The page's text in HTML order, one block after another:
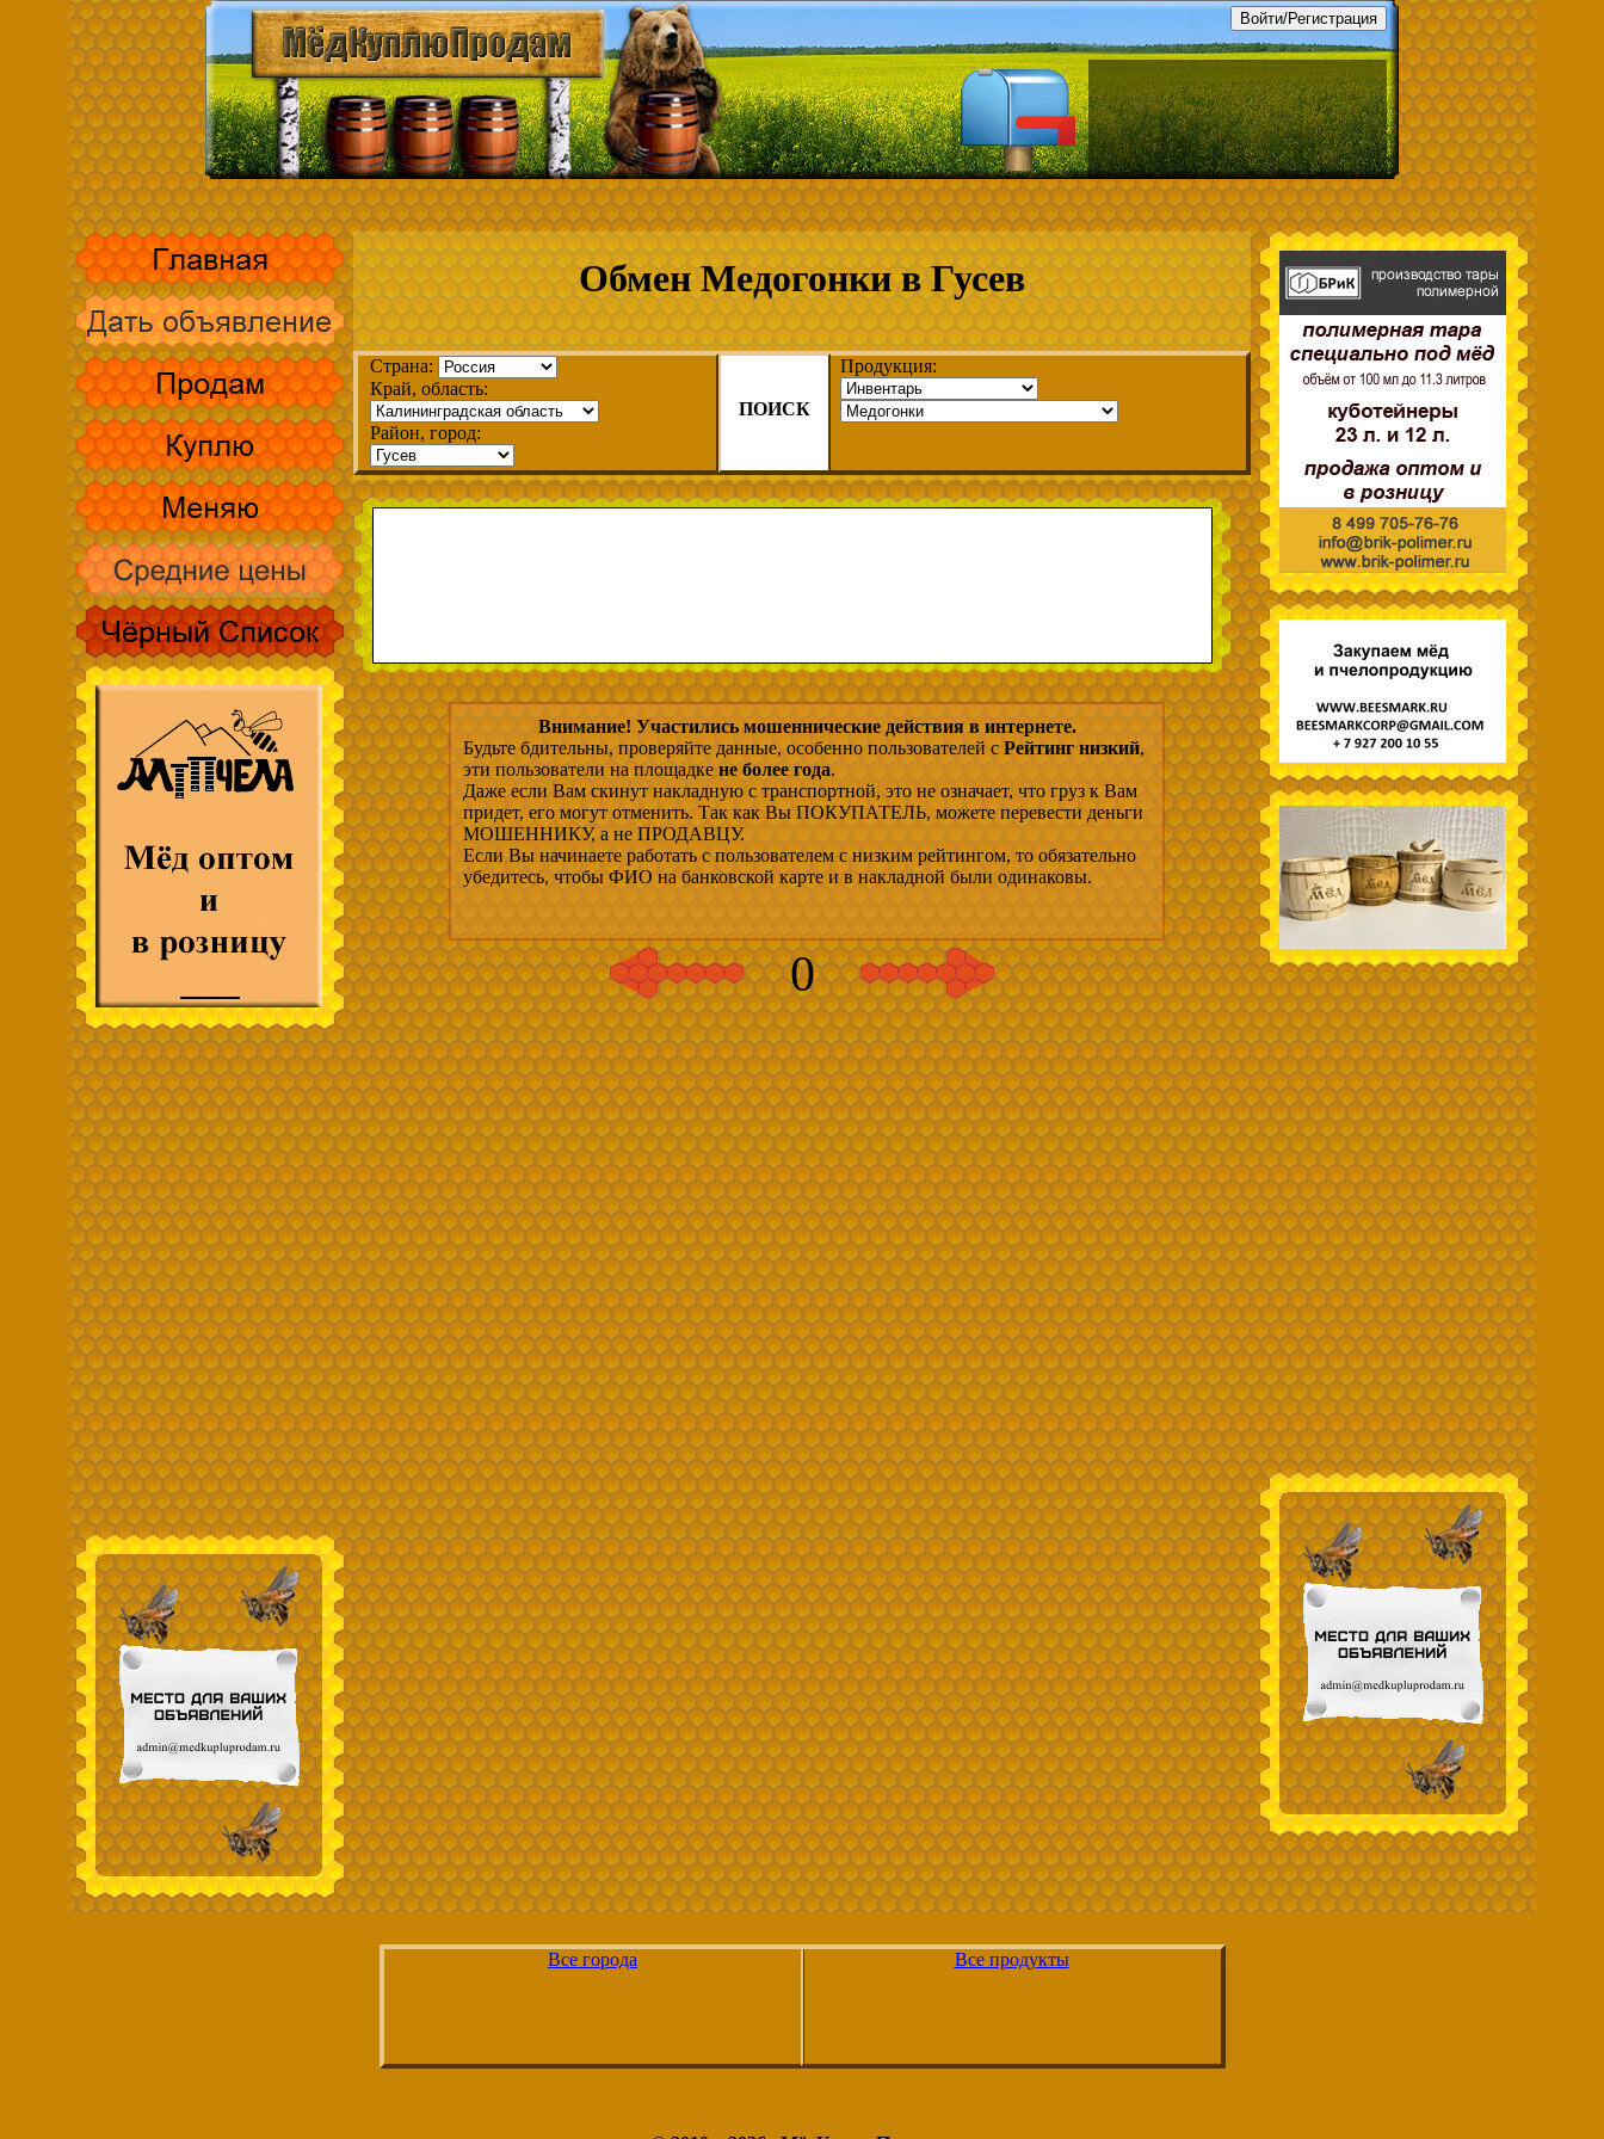
Обмен Медогонки в Гусев
Страна:
Край, область:
Район, город:
Продукция:
ПОИСК
Внимание! Участились мошеннические действия в интернете.
Будьте бдительны, проверяйте данные, особенно пользователей с Рейтинг низкий,
эти пользователи на площадке не более года.
Даже если Вам скинут накладную с транспортной, это не означает, что груз к Вам
придет, его могут отменить. Так как Вы ПОКУПАТЕЛЬ, можете перевести деньги
МОШЕННИКУ, а не ПРОДАВЦУ.
Если Вы начинаете работать с пользователем с низким рейтингом, то обязательно
убедитесь, чтобы ФИО на банковской карте и в накладной были одинаковы.
0
Все города Все продукты